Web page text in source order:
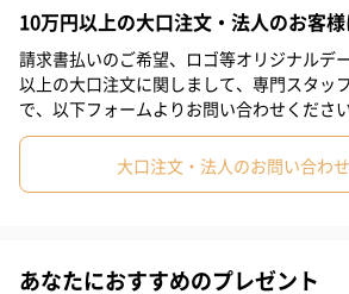
「Staub」
「Staub」のシンボルマークになっているコ
「Staub」の生まれたフランス・アルザス
ています。
はじめヨーロッパの多くのレストランで使
10万円以上の大口注文・法人のお客
請求書払いのご希望、ロゴ等オリジナルデ
以上の大口注文に関しまして、専門スタッ
で、以下フォームよりお問い合わせください
大口注文・法人のお問い合わ
あなたにおすすめのプレゼント